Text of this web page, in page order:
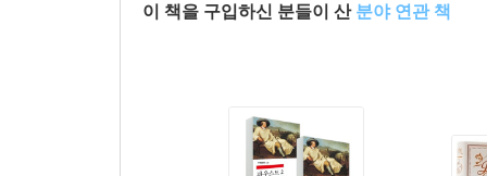
이 책을 구입하신 분들이 산 분야 연관 책